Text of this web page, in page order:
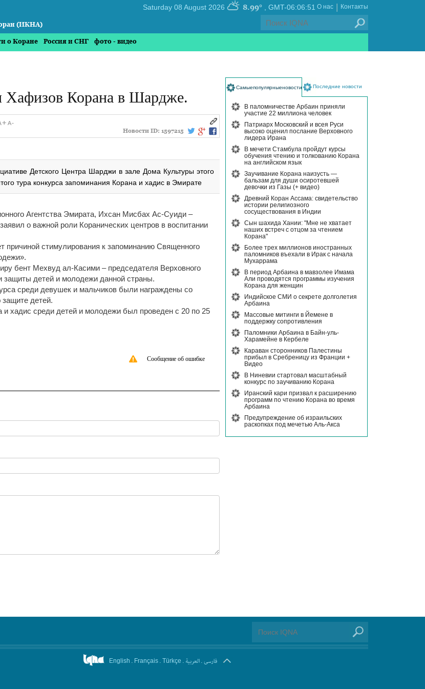
(ИКНА)
GMT-06:06:51
8.99° Контакты
|
О нас
о Коране Россия и СНГ фото - видео
Хафизов Корана в Шардже.
Новости ID: 1597215
Детского Центра Шарджи в зале Дома Культуры этого
тура конкурса запоминания Корана и хадис в Эмирате
Агентства Эмирата, Ихсан Мисбах Ас-Суиди –
о важной роли Коранических центров в воспитании
причиной стимулирования к запоминанию Священного
бент Мехвуд ал-Касими – председателя Верховного
защиты детей и молодежи данной страны.
среди девушек и мальчиков были награждены со
детей.
хадис среди детей и молодежи был проведен с 20 по 25
Сообщение об ошибке
Самыепопулярныеновости Последние новости
В паломничестве Арбаин приняли
участие 22 миллиона человек
Патриарх Московский и всея Руси
высоко оценил послание Верховного
лидера Ирана
В мечети Стамбула пройдут курсы
обучения чтению и толкованию Корана
на английском язык
Заучивание Корана наизусть —
бальзам для души осиротевшей
девочки из Газы (+ видео)
Древний Коран Ассама: свидетельство
истории религиозного
сосуществования в Индии
Сын шахида Хании: "Мне не хватает
наших встреч с отцом за чтением
Корана"
Более трех миллионов иностранных
паломников въехали в Ирак с начала
Мухаррама
В период Арбаина в мавзолее Имама
Али проводятся программы изучения
Корана для женщин
Индийское СМИ о секрете долголетия
Арбаина
Массовые митинги в Йемене в
поддержку сопротивления
Паломники Арбаина в Байн-уль-
Харамейне в Кербеле
Караван сторонников Палестины
прибыл в Сребреницу из Франции +
Видео
В Ниневии стартовал масштабный
конкурс по заучиванию Корана
Иранский кари призвал к расширению
программ по чтению Корана во время
Арбаина
Предупреждение об израильских
раскопках под мечетью Аль-Акса
English . Français . Türkçe . العربیة . فارسی